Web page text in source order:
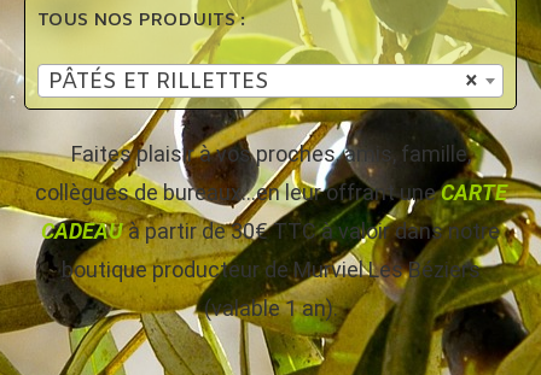
TOUS NOS PRODUITS :
×
PÂTÉS ET RILLETTES
Faites plaisir à vos proches, amis, famille,
collègues de bureaux…en leur offrant uneCARTE
CADEAUà partir de 30€ TTC à valoir dans notre
boutique producteur de Murviel Les Béziers
(valable 1 an).